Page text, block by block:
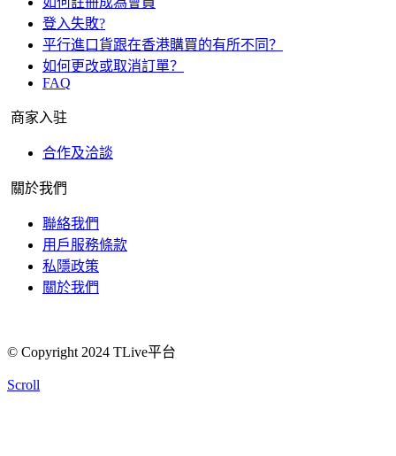
登入失敗?
平行進口貨跟在香港購買的有所不同？
如何更改或取消訂單？
FAQ
商家入驻
合作及洽談
關於我們
聯絡我們
用戶服務條款
私隱政策
關於我們
© Copyright 2024 TLive平台
Scroll